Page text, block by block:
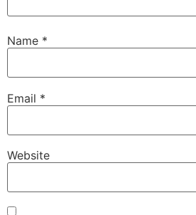
Name *
Email *
Website